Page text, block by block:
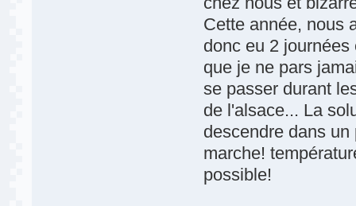
Cette année, nous
donc eu 2
que je ne pars
se passer durant
de l'alsace... La
descendre dans
marche!
possible!